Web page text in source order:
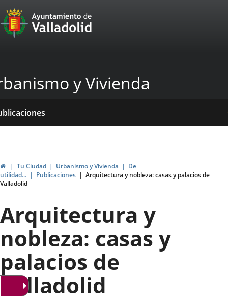
Portal
Web
Ayuntamiento
de
Valladolid
y Vivienda
HomeTu Ciudad Urbanismo y Vivienda
De
utilidad...
Publicaciones
Arquitectura y nobleza: casas y palacios de
Valladolid
Arquitectura y
nobleza: casas y
palacios de
Valladolid